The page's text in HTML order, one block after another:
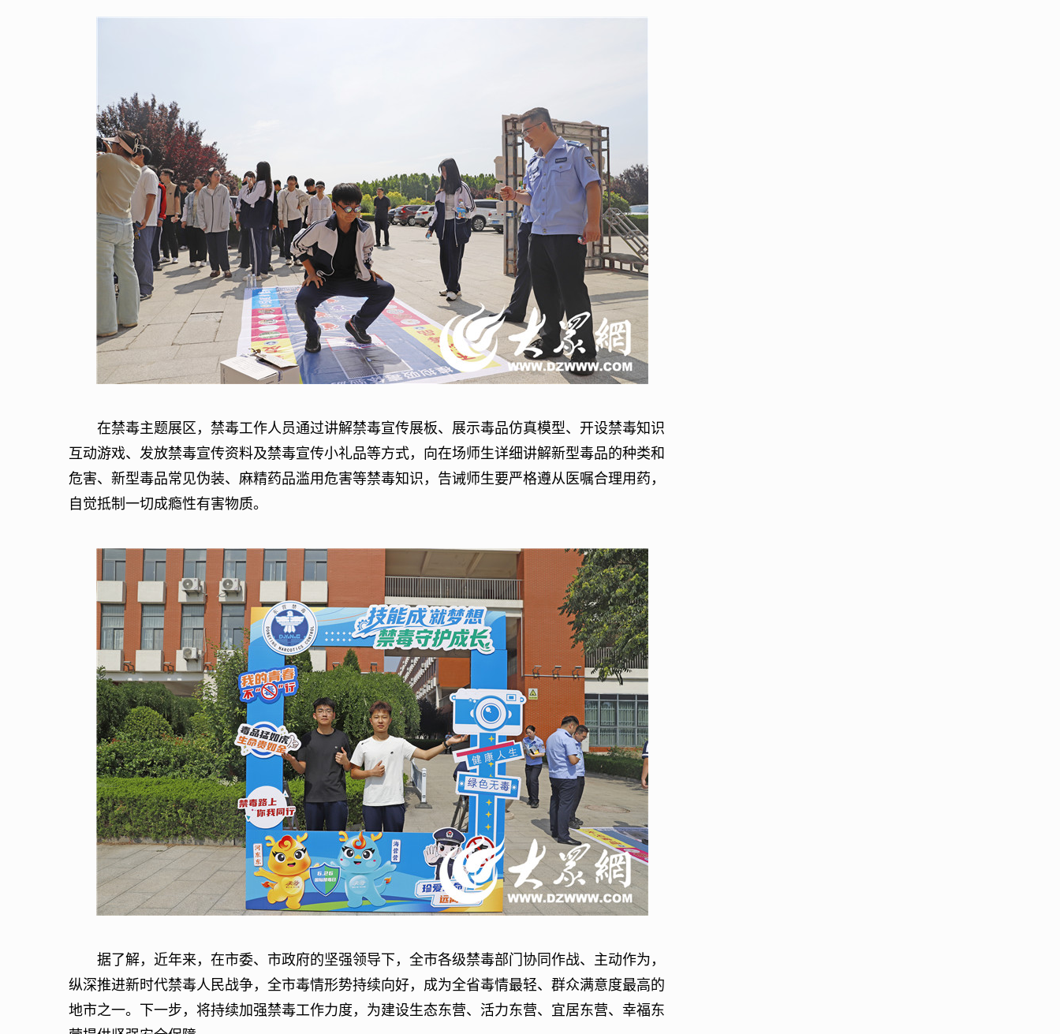
在禁毒主题展区，禁毒工作人员通过讲解禁毒宣传展板、展示毒品仿真模型、开设禁毒知识
互动游戏、发放禁毒宣传资料及禁毒宣传小礼品等方式，向在场师生详细讲解新型毒品的种类和
危害、新型毒品常见伪装、麻精药品滥用危害等禁毒知识，告诫师生要严格遵从医嘱合理用药，
自觉抵制一切成瘾性有害物质。
据了解，近年来，在市委、市政府的坚强领导下，全市各级禁毒部门协同作战、主动作为，
纵深推进新时代禁毒人民战争，全市毒情形势持续向好，成为全省毒情最轻、群众满意度最高的
地市之一。下一步，将持续加强禁毒工作力度，为建设生态东营、活力东营、宜居东营、幸福东